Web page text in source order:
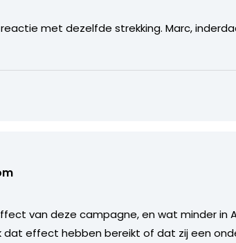
met dezelfde strekking. Marc,
van deze campagne, en wat minder in
effect hebben bereikt of dat zij een